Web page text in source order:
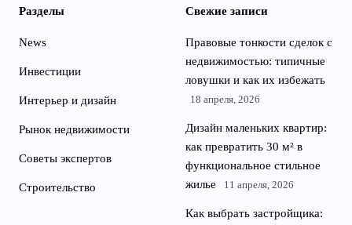
Разделы
News
Инвестиции
Интерьер и дизайн
Рынок недвижимости
Советы экспертов
Строительство
Свежие записи
Правовые тонкости сделок с
недвижимостью: типичные
ловушки и как их избежать
18 апреля, 2026
Дизайн маленьких квартир:
как превратить 30 м² в
функциональное стильное
жилье
11 апреля, 2026
Как выбрать застройщика: